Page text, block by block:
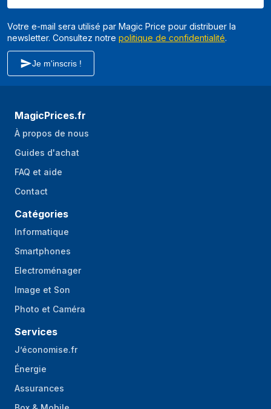
Votre e-mail sera utilisé par Magic Price pour distribuer la
newsletter. Consultez notre politique de confidentialité.
Je m'inscris !
MagicPrices.fr
À propos de nous
Guides d'achat
FAQ et aide
Contact
Catégories
Informatique
Smartphones
Electroménager
Image et Son
Photo et Caméra
Services
J’économise.fr
Énergie
Assurances